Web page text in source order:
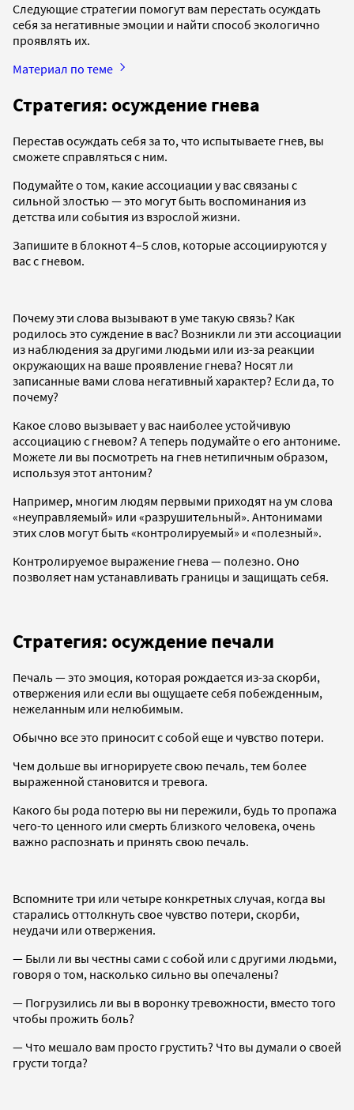
Следующие стратегии помогут вам перестать осуждать
себя за негативные эмоции и найти способ экологично
проявлять их.
Материал по теме
Стратегия: осуждение гнева
Перестав осуждать себя за то, что испытываете гнев, вы
сможете справляться с ним.
Подумайте о том, какие ассоциации у вас связаны с
сильной злостью — это могут быть воспоминания из
детства или события из взрослой жизни.
Запишите в блокнот 4–5 слов, которые ассоциируются у
вас с гневом.
Почему эти слова вызывают в уме такую связь? Как
родилось это суждение в вас? Возникли ли эти ассоциации
из наблюдения за другими людьми или из-за реакции
окружающих на ваше проявление гнева? Носят ли
записанные вами слова негативный характер? Если да, то
почему?
Какое слово вызывает у вас наиболее устойчивую
ассоциацию с гневом? А теперь подумайте о его антониме.
Можете ли вы посмотреть на гнев нетипичным образом,
используя этот антоним?
Например, многим людям первыми приходят на ум слова
«неуправляемый» или «разрушительный». Антонимами
этих слов могут быть «контролируемый» и «полезный».
Контролируемое выражение гнева — полезно. Оно
позволяет нам устанавливать границы и защищать себя.
Стратегия: осуждение печали
Печаль — это эмоция, которая рождается из-за скорби,
отвержения или если вы ощущаете себя побежденным,
нежеланным или нелюбимым.
Обычно все это приносит с собой еще и чувство потери.
Чем дольше вы игнорируете свою печаль, тем более
выраженной становится и тревога.
Какого бы рода потерю вы ни пережили, будь то пропажа
чего-то ценного или смерть близкого человека, очень
важно распознать и принять свою печаль.
Вспомните три или четыре конкретных случая, когда вы
старались оттолкнуть свое чувство потери, скорби,
неудачи или отвержения.
— Были ли вы честны сами с собой или с другими людьми,
говоря о том, насколько сильно вы опечалены?
— Погрузились ли вы в воронку тревожности, вместо того
чтобы прожить боль?
— Что мешало вам просто грустить? Что вы думали о своей
грусти тогда?